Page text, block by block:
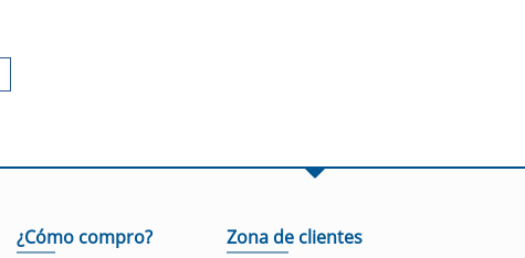
¿Cómo compro? Zona de clientes